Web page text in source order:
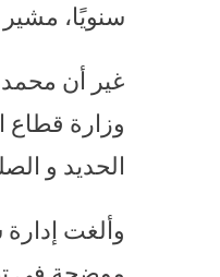
سنويًا، مشير
غير أن
وزارة قطاع
الحديد و